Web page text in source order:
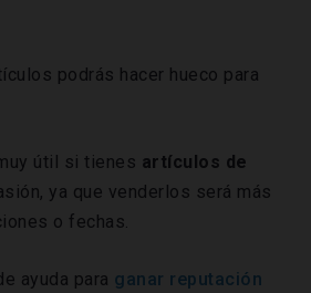
podrás hacer hueco para
útil si tienes artículos de
ya que venderlos será más
o fechas.
ayuda para ganar reputación